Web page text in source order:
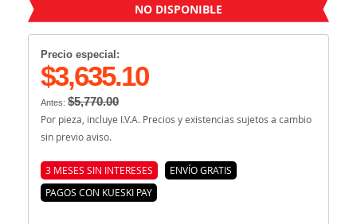
NO DISPONIBLE
Precio especial:
$3,635.10
Antes: $5,770.00
Por pieza, incluye I.V.A. Precios y existencias sujetos a cambio
sin previo aviso.
3 MESES SIN INTERESES
ENVÍO GRATIS
PAGOS CON KUESKI PAY